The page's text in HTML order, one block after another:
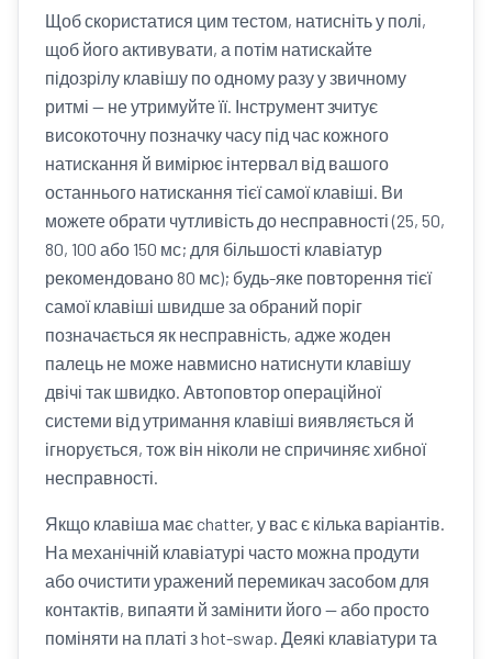
Щоб скористатися цим тестом, натисніть у полі,
щоб його активувати, а потім натискайте
підозрілу клавішу по одному разу у звичному
ритмі — не утримуйте її. Інструмент зчитує
високоточну позначку часу під час кожного
натискання й вимірює інтервал від вашого
останнього натискання тієї самої клавіші. Ви
можете обрати чутливість до несправності (25, 50,
80, 100 або 150 мс; для більшості клавіатур
рекомендовано 80 мс); будь-яке повторення тієї
самої клавіші швидше за обраний поріг
позначається як несправність, адже жоден
палець не може навмисно натиснути клавішу
двічі так швидко. Автоповтор операційної
системи від утримання клавіші виявляється й
ігнорується, тож він ніколи не спричиняє хибної
несправності.
Якщо клавіша має chatter, у вас є кілька варіантів.
На механічній клавіатурі часто можна продути
або очистити уражений перемикач засобом для
контактів, випаяти й замінити його — або просто
поміняти на платі з hot-swap. Деякі клавіатури та